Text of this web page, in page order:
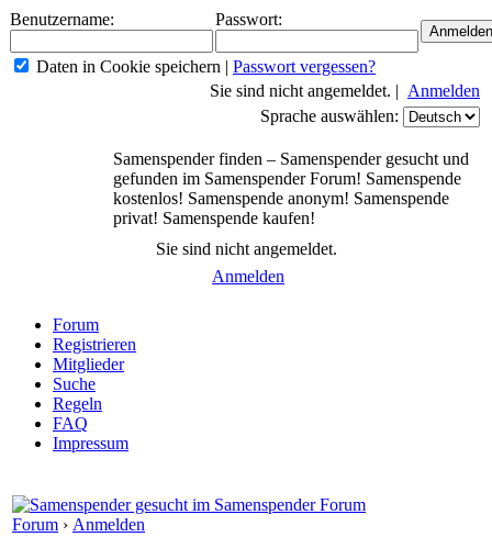
Benutzername: Passwort:
Daten in Cookie speichern | Passwort vergessen?
Sie sind nicht angemeldet. | Anmelden
Sprache auswählen:
Samenspender finden – Samenspender gesucht und
gefunden im Samenspender Forum! Samenspende
kostenlos! Samenspende anonym! Samenspende
privat! Samenspende kaufen!
Sie sind nicht angemeldet.
Anmelden
Forum
Registrieren
Mitglieder
Suche
Regeln
FAQ
Impressum
Forum › Anmelden